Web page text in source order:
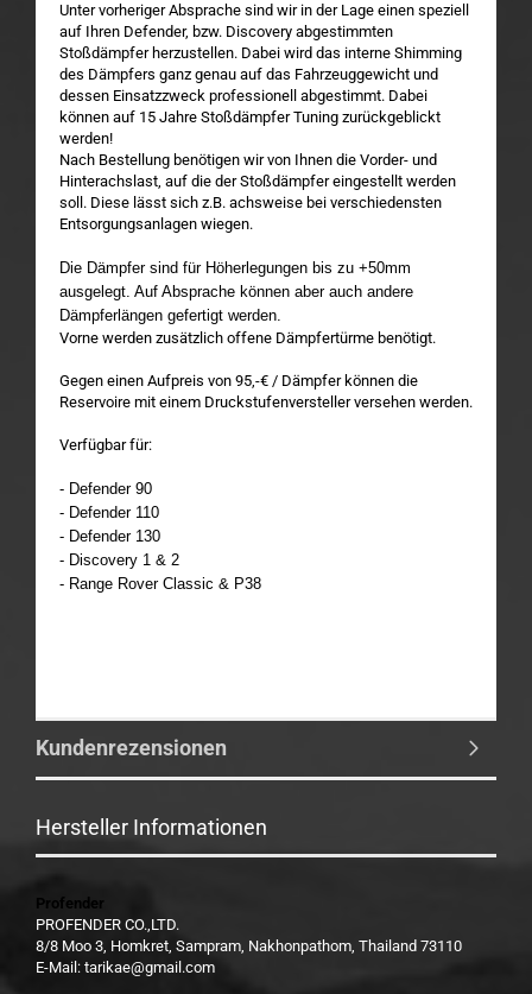
Unter vorheriger Absprache sind wir in der Lage einen speziell
auf Ihren Defender, bzw. Discovery abgestimmten
Stoßdämpfer herzustellen. Dabei wird das interne Shimming
des Dämpfers ganz genau auf das Fahrzeuggewicht und
dessen Einsatzzweck professionell abgestimmt. Dabei
können auf 15 Jahre Stoßdämpfer Tuning zurückgeblickt
werden!
Nach Bestellung benötigen wir von Ihnen die Vorder- und
Hinterachslast, auf die der Stoßdämpfer eingestellt werden
soll. Diese lässt sich z.B. achsweise bei verschiedensten
Entsorgungsanlagen wiegen.
Die Dämpfer sind für Höherlegungen bis zu +50mm
ausgelegt. Auf Absprache können aber auch andere
Dämpferlängen gefertigt werden.
Vorne werden zusätzlich offene Dämpfertürme benötigt.
Gegen einen Aufpreis von 95,-€ / Dämpfer können die
Reservoire mit einem Druckstufenversteller versehen werden.
Verfügbar für:
- Defender 90
- Defender 110
- Defender 130
- Discovery 1 & 2
- Range Rover Classic & P38
Kundenrezensionen
Hersteller Informationen
Profender
PROFENDER CO.,LTD.
8/8 Moo 3, Homkret, Sampram, Nakhonpathom, Thailand 73110
E-Mail: tarikae@gmail.com